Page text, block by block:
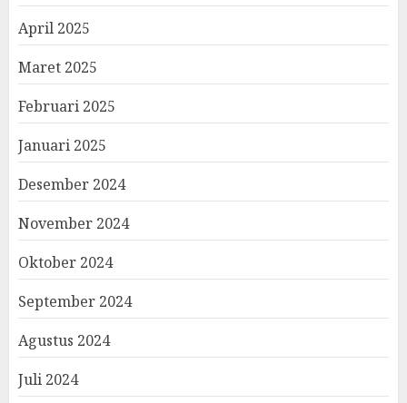
April 2025
Maret 2025
Februari 2025
Januari 2025
Desember 2024
November 2024
Oktober 2024
September 2024
Agustus 2024
Juli 2024